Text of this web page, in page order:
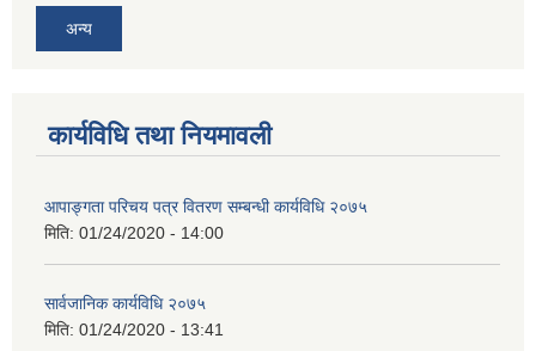
अन्य
कार्यविधि तथा नियमावली
आपाङ्गता परिचय पत्र वितरण सम्बन्धी कार्यविधि २०७५
मिति: 01/24/2020 - 14:00
सार्वजानिक कार्यविधि २०७५
मिति: 01/24/2020 - 13:41